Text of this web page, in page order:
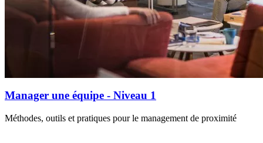
Manager une équipe - Niveau 1
Méthodes, outils et pratiques pour le management de proximité